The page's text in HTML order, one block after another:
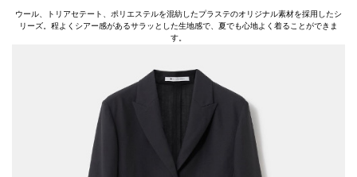
ウール、トリアセテート、ポリエステルを混紡したプラステのオリジナル素材を採用したシ
リーズ。程よくシアー感があるサラッとした生地感で、夏でも心地よく着ることができま
す。